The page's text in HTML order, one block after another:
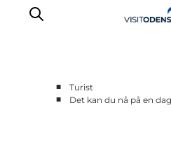
■
Turist
■
Det kan du nå på en